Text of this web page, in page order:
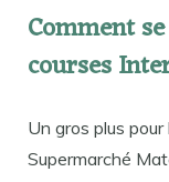
Comment
courses
Un gros plus
Supermarché